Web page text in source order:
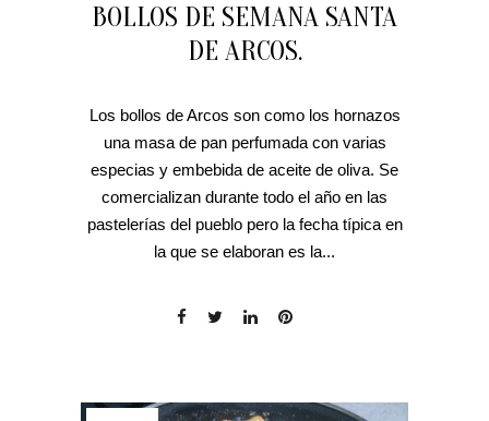
BOLLOS DE SEMANA SANTA
DE ARCOS.
Los bollos de Arcos son como los hornazos
una masa de pan perfumada con varias
especias y embebida de aceite de oliva. Se
comercializan durante todo el año en las
pastelerías del pueblo pero la fecha típica en
la que se elaboran es la...